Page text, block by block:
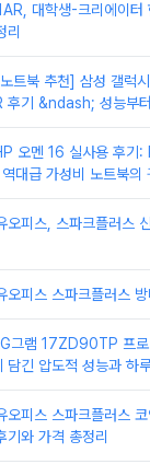
대학생-크리에이터
리
노트북 추천] 삼성 갤
후기 &ndash; 성능부
오멘 16 실사용 후기
대급 가성비 노트북의
오피스, 스파크플러스
오피스 스파크플러스
그램 17ZD90TP 프
담긴 압도적 성능과 하
오피스 스파크플러스
기와 가격 총정리